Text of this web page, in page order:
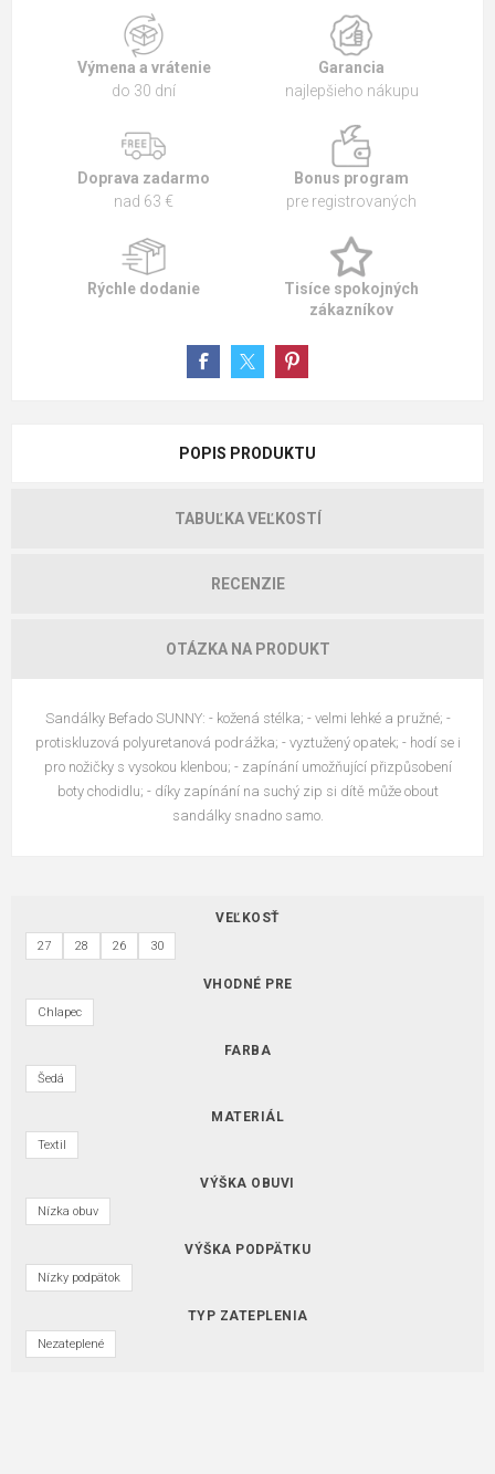
Výmena a vrátenie
do 30 dní
Garancia
najlepšieho nákupu
Doprava zadarmo
nad 63 €
Bonus program
pre registrovaných
Rýchle dodanie
Tisíce spokojných
zákazníkov
POPIS PRODUKTU
TABUĽKA VEĽKOSTÍ
RECENZIE
OTÁZKA NA PRODUKT
Sandálky Befado SUNNY: - kožená stélka; - velmi lehké a pružné; -
protiskluzová polyuretanová podrážka; - vyztužený opatek; - hodí se i
pro nožičky s vysokou klenbou; - zapínání umožňující přizpůsobení
boty chodidlu; - díky zapínání na suchý zip si dítě může obout
sandálky snadno samo.
VEĽKOSŤ
27 28 26 30
VHODNÉ PRE
Chlapec
FARBA
Šedá
MATERIÁL
Textil
VÝŠKA OBUVI
Nízka obuv
VÝŠKA PODPÄTKU
Nízky podpätok
TYP ZATEPLENIA
Nezateplené